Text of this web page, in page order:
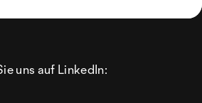
uns auf LinkedIn: